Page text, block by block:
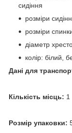
сидіння
розміри
розміри
діаметр
колір: білий,
Дані для
Кількість місць: 1
Розмір упаковки: